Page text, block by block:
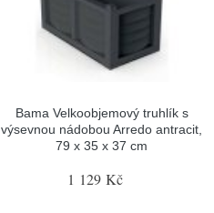
Bama Velkoobjemový truhlík s
výsevnou nádobou Arredo antracit,
79 x 35 x 37 cm
1 129 Kč